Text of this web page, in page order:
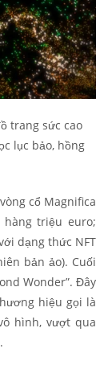
trang sức cao
lục bảo, hồng
cổ Magnifica
hàng triệu euro;
dạng thức NFT
bản ảo). Cuối
Wonder”. Đây
hiệu gọi là
hình, vượt qua